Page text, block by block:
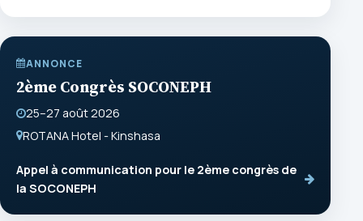
ANNONCE
2ème Congrès SOCONEPH
25–27 août 2026
ROTANA Hotel - Kinshasa
Appel à communication pour le 2ème congrès de
la SOCONEPH